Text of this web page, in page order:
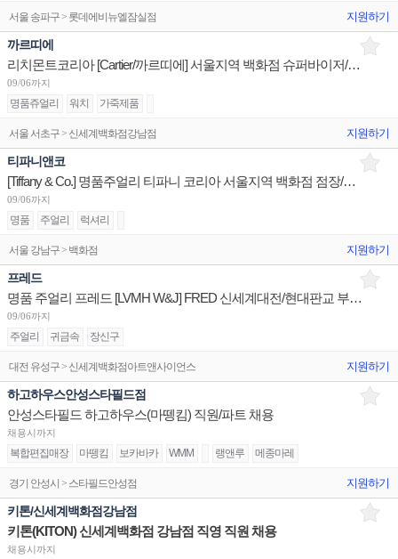
서울 송파구 > 롯데에비뉴엘잠실점 지원하기
까르띠에
리치몬트코리아 [Cartier/까르띠에] 서울지역 백화점 슈퍼바이저/판매사원/어드민 채용
09/06까지
명품쥬얼리 워치 가죽제품
서울 서초구 > 신세계백화점강남점 지원하기
티파니앤코
[Tiffany & Co.] 명품주얼리 티파니 코리아 서울지역 백화점 점장/판매사원/오퍼레이션 채용
09/06까지
명품 주얼리 럭셔리
서울 강남구 > 백화점 지원하기
프레드
명품 주얼리 프레드 [LVMH W&J] FRED 신세계대전/현대판교 부점장~판매사원 채용
09/06까지
주얼리 귀금속 장신구
대전 유성구 > 신세계백화점아트앤사이언스 지원하기
하고하우스안성스타필드점
안성스타필드 하고하우스(마뗑킴) 직원/파트 채용
채용시까지
복합편집매장 마뗑킴 보카바카 WMM 랭앤루 메종마레
경기 안성시 > 스타필드안성점 지원하기
키톤/신세계백화점강남점
키톤(KITON) 신세계백화점 강남점 직영 직원 채용
채용시까지